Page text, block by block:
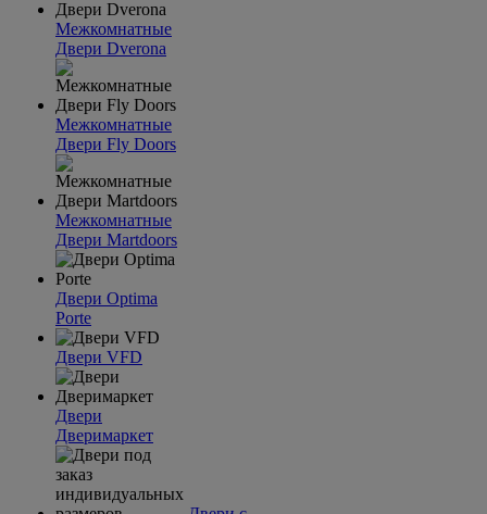
Межкомнатные
Двери Dverona
Межкомнатные
Двери Fly Doors
Межкомнатные
Двери Martdoors
Двери Optima
Porte
Двери VFD
Двери
Дверимаркет